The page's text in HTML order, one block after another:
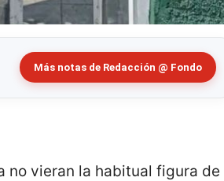
Más notas de Redacción @ Fondo
no vieran la habitual figura de